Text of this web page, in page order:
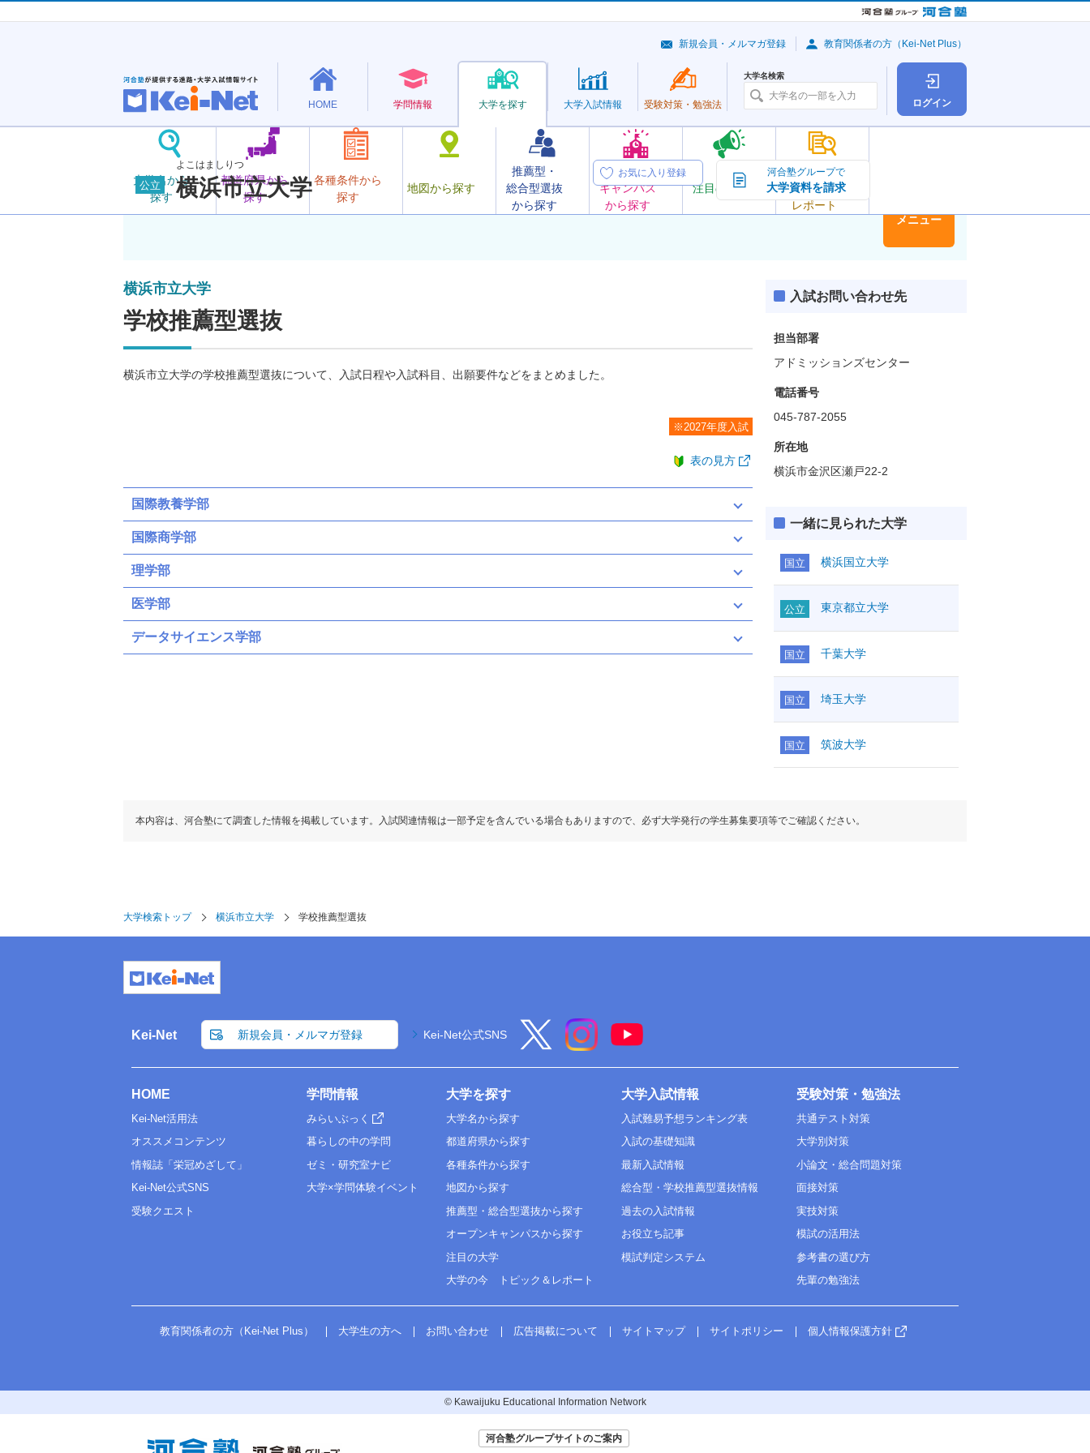
ログイン
HOME 学問情報 大学を探す
大学名から
探す
都道府県から
探す
各種条件から
探す
地図から探す
推薦型・
総合型選抜
から探す
オープン
キャンパス
から探す
注目の大学
大学の今
トピック＆
レポート
大学入試情報 受験対策・ 勉強法
大学名検索
新規会員・メルマガ登録 教育関係者の方（Kei-Net Plus）
公立
よこはましりつ
横浜市立大学
お気に入り登録 河合塾グループで
大学資料を請求
メニュー
横浜市立大学
学校推薦型選抜
横浜市立大学の学校推薦型選抜について、入試日程や入試科目、出願要件などをまとめました。
※2027年度入試
表の見方
国際教養学部
国際商学部
理学部
医学部
データサイエンス学部
入試お問い合わせ先
担当部署
アドミッションズセンター
電話番号
045-787-2055
所在地
横浜市金沢区瀬戸22-2
一緒に見られた大学
国立 横浜国立大学
公立 東京都立大学
国立 千葉大学
国立 埼玉大学
国立 筑波大学
本内容は、河合塾にて調査した情報を掲載しています。入試関連情報は一部予定を含んでいる場合もありますので、必ず大学発行の学生募集要項等でご確認ください。
大学検索トップ 横浜市立大学 学校推薦型選抜
Kei-Net 新規会員・メルマガ登録 Kei-Net公式SNS
HOME
Kei-Net活用法
オススメコンテンツ
情報誌「栄冠めざして」
Kei-Net公式SNS
受験クエスト
学問情報
みらいぶっく
暮らしの中の学問
ゼミ・研究室ナビ
大学×学問体験イベント
大学を探す
大学名から探す
都道府県から探す
各種条件から探す
地図から探す
推薦型・総合型選抜から探す
オープンキャンパスから探す
注目の大学
大学の今 トピック＆レポート
大学入試情報
入試難易予想ランキング表
入試の基礎知識
最新入試情報
総合型・学校推薦型選抜情報
過去の入試情報
お役立ち記事
模試判定システム
受験対策・勉強法
共通テスト対策
大学別対策
小論文・総合問題対策
面接対策
実技対策
模試の活用法
参考書の選び方
先輩の勉強法
教育関係者の方（Kei-Net Plus） 大学生の方へ お問い合わせ 広告掲載について サイトマップ サイトポリシー 個人情報保護方針
© Kawaijuku Educational Information Network
河合塾グループサイトのご案内